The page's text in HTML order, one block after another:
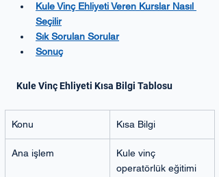
Kule Vinç Ehliyeti Veren Kurslar Nasıl
Seçilir
Sık Sorulan Sorular
Sonuç
Kule Vinç Ehliyeti Kısa Bilgi Tablosu
Konu Kısa Bilgi
Ana işlem
Kule vinç
operatörlük eğitimi